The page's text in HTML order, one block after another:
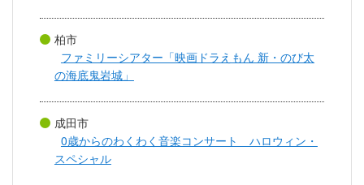
柏市
ファミリーシアター「映画ドラえもん 新・のび太
の海底鬼岩城」
成田市
0歳からのわくわく音楽コンサート ハロウィン・
スペシャル